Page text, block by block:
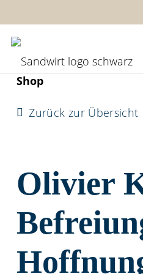
Shop
Zurück zur Übersicht
Olivier